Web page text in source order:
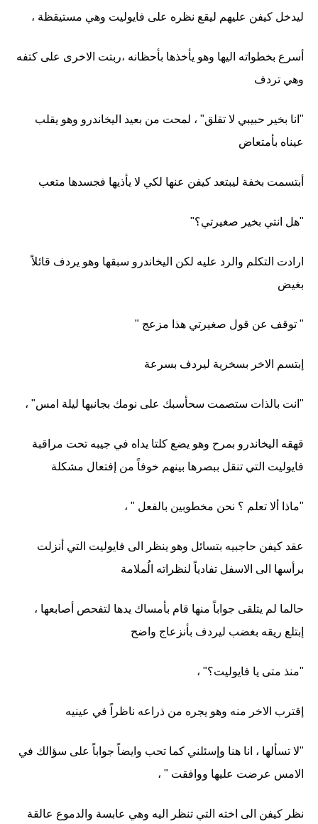
ليدخل كيفن عليهم ليقع نظره على فايوليت وهي مستيقظة ،
أسرع بخطواته اليها وهو يأخذها بأحظانه ،ربتت الاخرى على كتفه
وهي تردف
"انا بخير حبيبي لا تقلق" ، لمحت من بعيد اليخاندرو وهو يقلب
عيناه بأمتعاض
أبتسمت بخفة ليبتعد كيفن عنها لكي لا يأذيها فجسدها متعب
"هل انتي بخير صغيرتي؟"
ارادت التكلم والرد عليه لكن اليخاندرو سبقها وهو يردف قائلاً
بغيض
" توقف عن قول صغيرتي هذا مزعج "
إبتسم الاخر بسخرية ليردف بسرعة
"انت بالذات ستصمت سحأسبك على نومك بجانبها ليلة امس" ،
قهقه اليخاندرو بمرح وهو يضع كلتا يداه في جيبه تحت مراقبة
فايوليت التي تنقل ببصرها بينهم خوفاً من إفتعال مشكلة
"ماذا ألا تعلم ؟ نحن مخطوبين بالفعل " ،
عقد كيفن حاجبيه بتسائل وهو ينظر الى فايوليت التي أنزلت
برأسها الى الاسفل تفادياً لنظراته الُملامة
حالما لم يتلقى جواباً منها قام بأمساك يدها لتفحص أصابعها ،
إبتلع ريقه بغضب ليردف بأنزعاج واضح
"منذ متى يا فايوليت؟" ،
إقترب الاخر منه وهو يجره من ذراعه ناظراً في عينيه
"لا تسألها ، انا هنا وإسئلني كما تحب وايضاً جواباً على سؤالك في
الامس عرضت عليها ووافقت " ،
نظر كيفن الى اخته التي تنظر اليه وهي عابسة والدموع عالقة